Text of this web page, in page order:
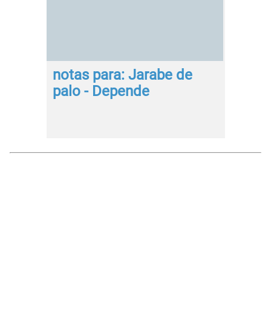
notas para: Jarabe de
palo - Depende